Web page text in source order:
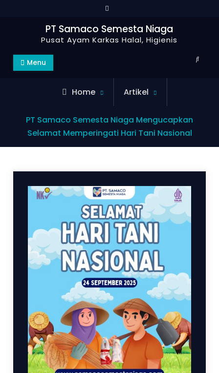
PT Samaco Semesta Niaga
Pusat Ayam Karkas Halal, Higienis
Menu
Home Artikel
PT Samaco Semesta Niaga Mengucapkan
Selamat Memperingati Hari Tani Nasional